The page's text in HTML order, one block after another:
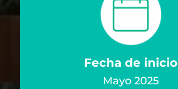
Fecha de inicio
Mayo 2025